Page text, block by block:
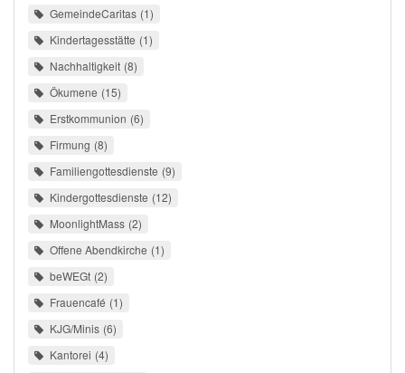
GemeindeCaritas 1
Kindertagesstätte 1
Nachhaltigkeit 8
Ökumene 15
Erstkommunion 6
Firmung 8
Familiengottesdienste 9
Kindergottesdienste 12
MoonlightMass 2
Offene Abendkirche 1
beWEGt 2
Frauencafé 1
KJG/Minis 6
Kantorei 4